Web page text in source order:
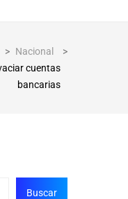
> Nacional
>
cuentas
bancarias
Buscar